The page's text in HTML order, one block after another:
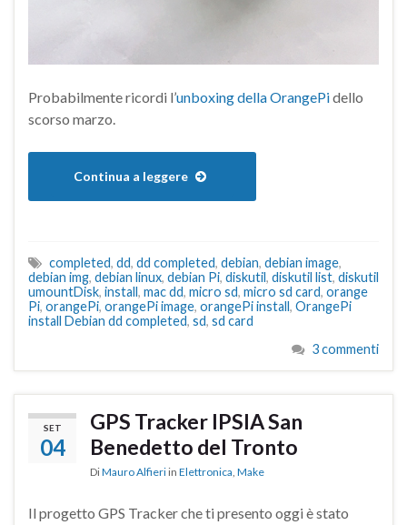
Probabilmente ricordi l’unboxing della OrangePidello
scorso marzo.
Continua a leggere
completed, dd, dd completed, debian, debian image,
debian img, debian linux, debian Pi, diskutil, diskutil list, diskutil
umountDisk, install, mac dd, micro sd, micro sd card, orange
Pi, orangePi, orangePi image, orangePi install, OrangePi
install Debian dd completed, sd, sd card
3 commenti
SET
04
GPS Tracker IPSIA San
Benedetto del Tronto
DiMauro Alfieri in Elettronica, Make
Il progetto GPS Tracker che ti presento oggi è stato